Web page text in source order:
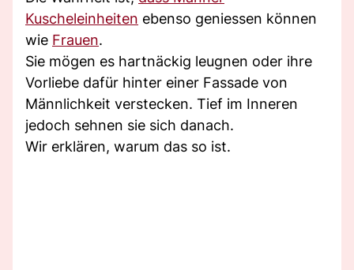
Kuscheleinheiten ebenso geniessen können
wie Frauen.
Sie mögen es hartnäckig leugnen oder ihre
Vorliebe dafür hinter einer Fassade von
Männlichkeit verstecken. Tief im Inneren
jedoch sehnen sie sich danach.
Wir erklären, warum das so ist.